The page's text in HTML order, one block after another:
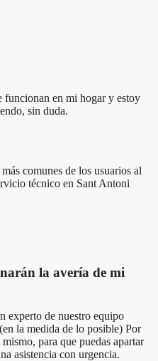
funcionan en mi hogar y estoy
sin duda.
comunes de los usuarios al
técnico en Sant Antoni
la avería de mi
experto de nuestro equipo
la medida de lo posible) Por
para que puedas apartar
asistencia con urgencia.